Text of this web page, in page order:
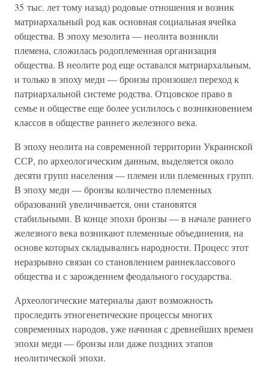
35 тыс. лет тому назад) родовые отношения и возник
матриархальный род как основная социальная ячейка
общества. В эпоху мезолита — неолита возникли
племена, сложилась родоплеменная организация
общества. В неолите род еще оставался матриархальным,
и только в эпоху меди — бронзы произошел переход к
патриархальной системе родства. Отцовское право в
семье и обществе еще более усилилось с возникновением
классов в обществе раннего железного века.
В эпоху неолита на современной территории Украинской
ССР, по археологическим данным, выделяется около
десяти групп населения — племен или племенных групп.
В эпоху меди — бронзы количество племенных
образований увеличивается, они становятся
стабильными. В конце эпохи бронзы — в начале раннего
железного века возникают племенные объединения, на
основе которых складывались народности. Процесс этот
неразрывно связан со становлением раннеклассового
общества и с зарождением феодального государства.
Археологические материалы дают возможность
проследить этногенетические процессы многих
современных народов, уже начиная с древнейших времен
эпохи меди — бронзы или даже поздних этапов
неолитической эпохи.